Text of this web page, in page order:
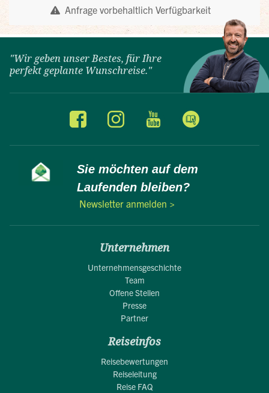
"Wir geben unser Bestes, für Ihre
perfekt geplante Wunschreise."
Sie möchten auf dem
Laufenden bleiben?
Newsletter anmelden >
Unternehmen
Unternehmensgeschichte
Team
Offene Stellen
Presse
Partner
Reiseinfos
Reisebewertungen
Reiseleitung
Reise FAQ